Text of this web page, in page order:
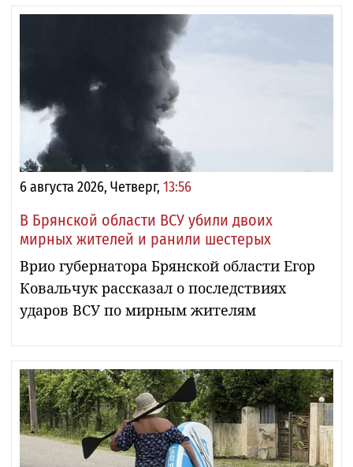
6 августа 2026, Четверг, 13:56
В Брянской области ВСУ убили двоих
мирных жителей и ранили шестерых
Врио губернатора Брянской области Егор
Ковальчук рассказал о последствиях
ударов ВСУ по мирным жителям